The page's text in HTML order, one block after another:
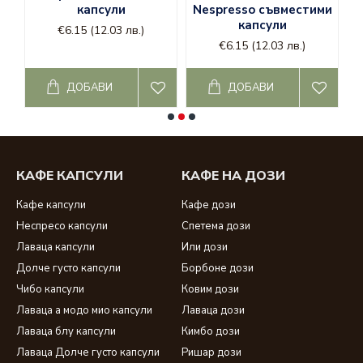
Kimbo кафе- кафе кимбо капсули,
кафе кимбо на зърна
кафе кимбо дози;
lorиlor капсули;
lavazza-хартиени дози кафе лаваца,
капсули lavazza
икафе лаваца на зърна
кафе капсули Чибо;
кафе ришар дози
кафе ришар лешник;
съвместими капсули за долче густо ;
капсули
€6.15 (12.03 лв.)
ДОБАВИ
Nespresso съвместими
капсули
€6.15 (12.03 лв.)
ДОБАВИ
КАФЕ КАПСУЛИ
Кафе капсули
Неспресо капсули
Лаваца капсули
Долче густо капсули
Чибо капсули
Лаваца а модо мио капсули
Лаваца блу капсули
Лаваца Долче густо капсули
КАФЕ НА ДОЗИ
Кафе дози
Спетема дози
Или дози
Борбоне дози
Ковим дози
Лаваца дози
Кимбо дози
Ришар дози